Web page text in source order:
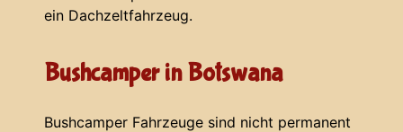
ein Dachzeltfahrzeug.
Bushcamper in Botswana
Bushcamper Fahrzeuge sind nicht permanent